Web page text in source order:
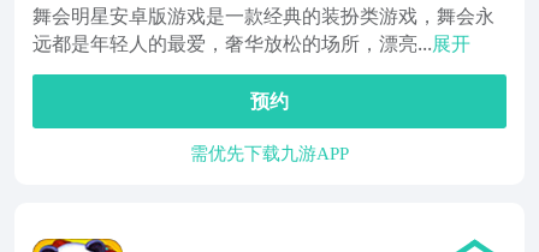
舞会明星安卓版游戏是一款经典的装扮类游戏，舞会永
远都是年轻人的最爱，奢华放松的场所，漂亮...展开
预约
需优先下载九游APP